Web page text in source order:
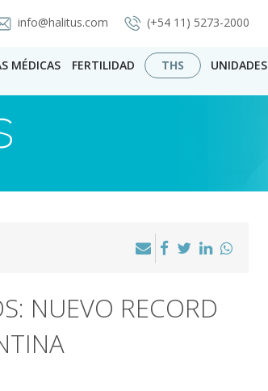
info@halitus.com (+54 11) 5273-2000
MÉDICAS FERTILIDAD THS UNIDADES
NUEVO RECORD